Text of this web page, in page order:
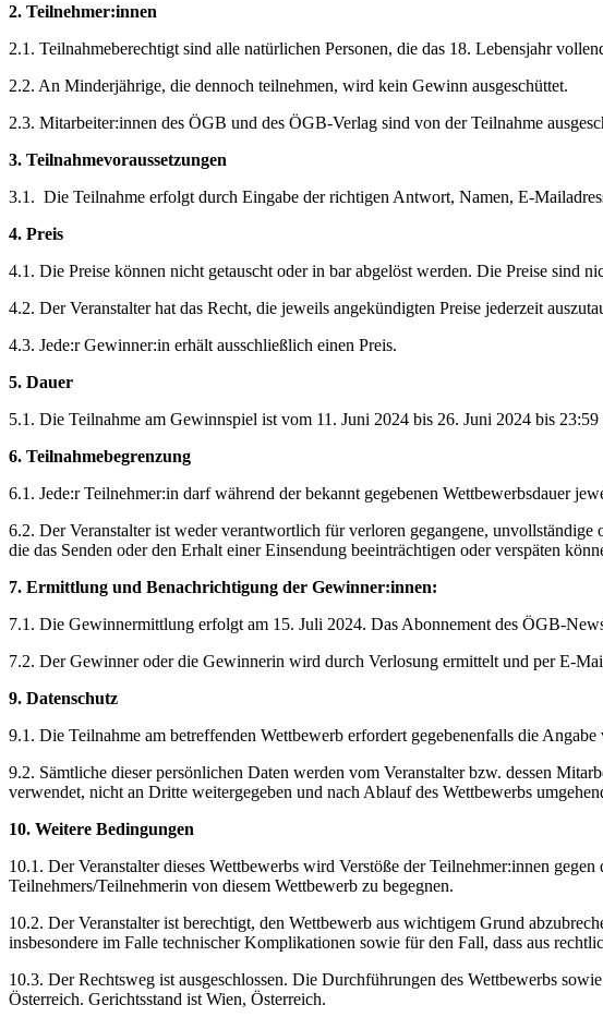
2. Teilnehmer:innen
2.1. Teilnahmeberechtigt sind alle natürlichen Personen, die das 18. Lebensjahr
2.2. An Minderjährige, die dennoch teilnehmen, wird kein Gewinn ausgeschüttet.
2.3. Mitarbeiter:innen des ÖGB und des ÖGB-Verlag sind von der Teilnahme
3. Teilnahmevoraussetzungen
3.1. Die Teilnahme erfolgt durch Eingabe der richtigen Antwort, Namen, E-
4. Preis
4.1. Die Preise können nicht getauscht oder in bar abgelöst werden. Die Preise sind
4.2. Der Veranstalter hat das Recht, die jeweils angekündigten Preise jederzeit
4.3. Jede:r Gewinner:in erhält ausschließlich einen Preis.
5. Dauer
5.1. Die Teilnahme am Gewinnspiel ist vom 11. Juni 2024 bis 26. Juni 2024 bis
6. Teilnahmebegrenzung
6.1. Jede:r Teilnehmer:in darf während der bekannt gegebenen Wettbewerbsdauer
6.2. Der Veranstalter ist weder verantwortlich für verloren gegangene,
die das Senden oder den Erhalt einer Einsendung beeinträchtigen oder verspäten
7. Ermittlung und Benachrichtigung der Gewinner:innen:
7.1. Die Gewinnermittlung erfolgt am 15. Juli 2024. Das Abonnement des ÖGB-
7.2. Der Gewinner oder die Gewinnerin wird durch Verlosung ermittelt und per E-
9. Datenschutz
9.1. Die Teilnahme am betreffenden Wettbewerb erfordert gegebenenfalls die
9.2. Sämtliche dieser persönlichen Daten werden vom Veranstalter bzw. dessen
verwendet, nicht an Dritte weitergegeben und nach Ablauf des Wettbewerbs
10. Weitere Bedingungen
10.1. Der Veranstalter dieses Wettbewerbs wird Verstöße der Teilnehmer:innen
Teilnehmers/Teilnehmerin von diesem Wettbewerb zu begegnen.
10.2. Der Veranstalter ist berechtigt, den Wettbewerb aus wichtigem Grund
insbesondere im Falle technischer Komplikationen sowie für den Fall, dass aus
10.3. Der Rechtsweg ist ausgeschlossen. Die Durchführungen des Wettbewerbs
Österreich. Gerichtsstand ist Wien, Österreich.